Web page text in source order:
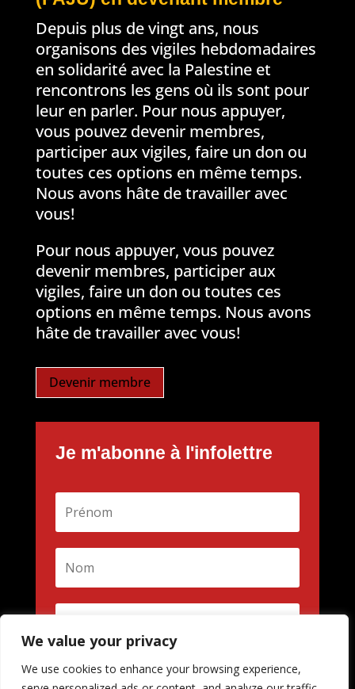
We value your privacy
We use cookies to enhance your browsing experience,
Depuis plus de vingt ans, nous
organisons des vigiles hebdomadaires
en solidarité avec la Palestine et
rencontrons les gens où ils sont pour
leur en parler. Pour nous appuyer,
vous pouvez devenir membres,
participer aux vigiles, faire un don ou
toutes ces options en même temps.
Nous avons hâte de travailler avec
vous!
Pour nous appuyer, vous pouvez
devenir membres, participer aux
vigiles, faire un don ou toutes ces
options en même temps. Nous avons
hâte de travailler avec vous!
Devenir membre
Je m'abonne à l'infolettre
M'inscrire